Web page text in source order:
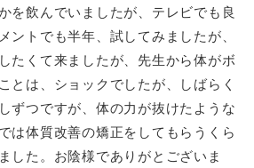
を飲んでいましたが、テレビでも良
ントでも半年、試してみましたが、
たくて来ましたが、先生から体がボ
とは、ショックでしたが、しばらく
ずつですが、体の力が抜けたような
は体質改善の矯正をしてもらうくら
した。お陰様でありがとございま